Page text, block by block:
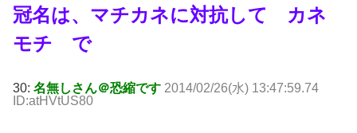
冠名は、マチカネに対抗して カネ
モチ で
30: 名無しさん＠恐縮です 2014/02/26(水) 13:47:59.74
ID:atHVtUS80